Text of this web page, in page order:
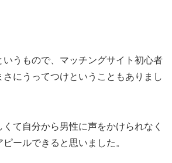
いうもので、マッチングサイト初心者
にうってつけということもありまし
て自分から男性に声をかけられなく
ールできると思いました。